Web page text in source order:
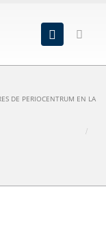
DE PERIOCENTRUM EN LA